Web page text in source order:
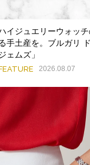
イジュエリーウォッ
手土産を。ブルガリ
ェムズ」
2026.08.07